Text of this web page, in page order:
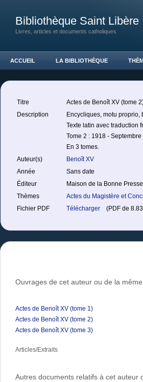
Bibliothèque Saint Libère
Livres, articles et documents catholiques
ACCUEIL LA BIBLIOTHÈQUE
Titre
Actes de Benoît XV (tome
Description
Encycliques, motu proprio,
Texte latin avec traduction
Tome 2 : 1918 -
En 3 tomes.
Auteur(s)
Benoît XV
Année
Sans date
Éditeur
Maison de la Bonne Presse
Thèmes
Actes du Magistère et
Fichier PDF
Télécharger (PDF de
Ouvrages de cet auteur ou de la
Actes de Benoît XV (tome 1)
Actes de Benoît XV (tome 2)
Actes de Benoît XV (tome 3)
Articles/Extraits
Autres documents relatifs à cet auteur